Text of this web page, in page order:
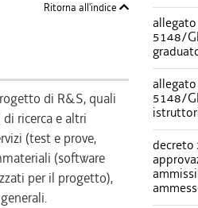
Ritorna all'indice
di R&S, quali
ricerca e altri
(test e prove,
(software
per il progetto),
5148/
5148/
decreto